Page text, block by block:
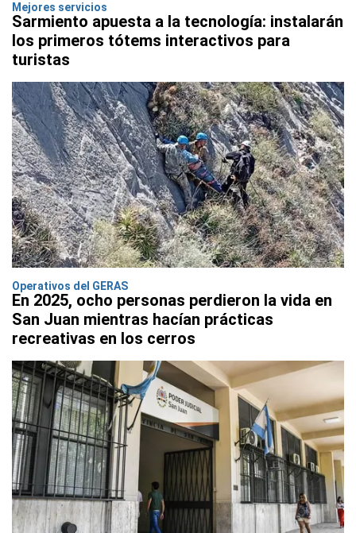
Mejores servicios
Sarmiento apuesta a la tecnología: instalarán
los primeros tótems interactivos para
turistas
Operativos del GERAS
En 2025, ocho personas perdieron la vida en
San Juan mientras hacían prácticas
recreativas en los cerros